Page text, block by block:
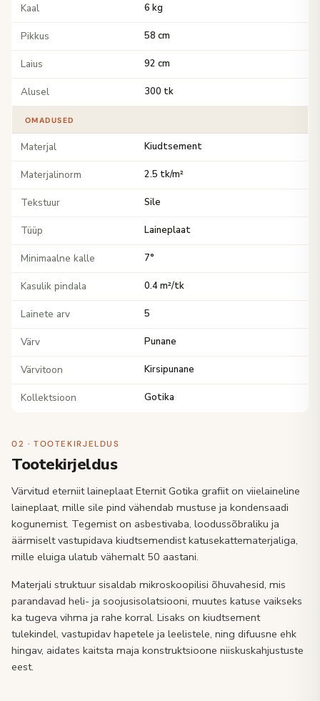
Kaal 6 kg
Pikkus 58 cm
Laius 92 cm
Alusel 300 tk
OMADUSED
Materjal Kiudtsement
Materjalinorm 2.5 tk/m²
Tekstuur Sile
Tüüp Laineplaat
Minimaalne kalle 7°
Kasulik pindala 0.4 m²/tk
Lainete arv 5
Värv Punane
Värvitoon Kirsipunane
Kollektsioon Gotika
02 · TOOTEKIRJELDUS
Tootekirjeldus
Värvitud eterniit laineplaat Eternit Gotika grafiit on viielaineline
laineplaat, mille sile pind vähendab mustuse ja kondensaadi
kogunemist. Tegemist on asbestivaba, loodussõbraliku ja
äärmiselt vastupidava kiudtsemendist katusekattematerjaliga,
mille eluiga ulatub vähemalt 50 aastani.
Materjali struktuur sisaldab mikroskoopilisi õhuvahesid, mis
parandavad heli- ja soojusisolatsiooni, muutes katuse vaikseks
ka tugeva vihma ja rahe korral. Lisaks on kiudtsement
tulekindel, vastupidav hapetele ja leelistele, ning difuusne ehk
hingav, aidates kaitsta maja konstruktsioone niiskuskahjustuste
eest.